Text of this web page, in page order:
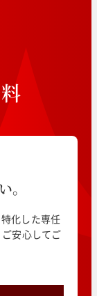
料
。
化した専任
安心してご